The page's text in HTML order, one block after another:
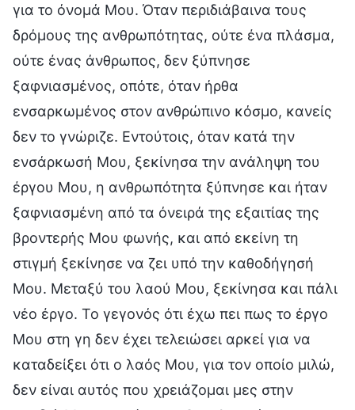
για το όνομά Μου. Όταν περιδιάβαινα τους
δρόμους της ανθρωπότητας, ούτε ένα πλάσμα,
ούτε ένας άνθρωπος, δεν ξύπνησε
ξαφνιασμένος, οπότε, όταν ήρθα
ενσαρκωμένος στον ανθρώπινο κόσμο, κανείς
δεν το γνώριζε. Εντούτοις, όταν κατά την
ενσάρκωσή Μου, ξεκίνησα την ανάληψη του
έργου Μου, η ανθρωπότητα ξύπνησε και ήταν
ξαφνιασμένη από τα όνειρά της εξαιτίας της
βροντερής Μου φωνής, και από εκείνη τη
στιγμή ξεκίνησε να ζει υπό την καθοδήγησή
Μου. Μεταξύ του λαού Μου, ξεκίνησα και πάλι
νέο έργο. Το γεγονός ότι έχω πει πως το έργο
Μου στη γη δεν έχει τελειώσει αρκεί για να
καταδείξει ότι ο λαός Μου, για τον οποίο μιλώ,
δεν είναι αυτός που χρειάζομαι μες στην